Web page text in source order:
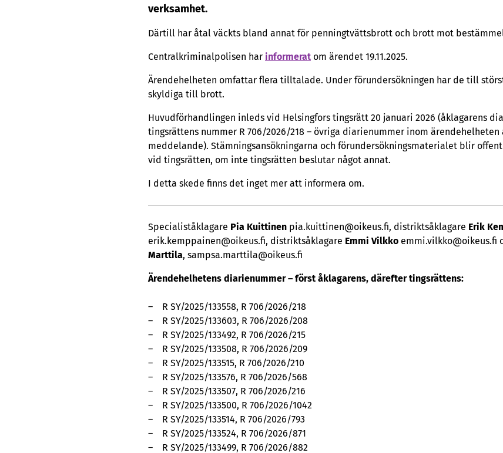
verksamhet.
Därtill har åtal väckts bland annat för penningtvättsbrott och brott mot
Centralkriminalpolisen har informerat om ärendet 19.11.2025.
Ärendehelheten omfattar flera tilltalade. Under förundersökningen har de till
skyldiga till brott.
Huvudförhandlingen inleds vid Helsingfors tingsrätt 20 januari 2026 (åklagarens
tingsrättens nummer R 706/2026/218 – övriga diarienummer inom
meddelande). Stämningsansökningarna och förundersökningsmaterialet blir
vid tingsrätten, om inte tingsrätten beslutar något annat.
I detta skede finns det inget mer att informera om.
Specialiståklagare Pia Kuittinen pia.kuittinen@oikeus.fi, distriktsåklagare Erik
erik.kemppainen@oikeus.fi, distriktsåklagare Emmi Vilkko emmi.vilkko@oikeus.fi
Marttila, sampsa.marttila@oikeus.fi
Ärendehelhetens diarienummer – först åklagarens, därefter tingsrättens:
– R SY/2025/133558, R 706/2026/218
– R SY/2025/133603, R 706/2026/208
– R SY/2025/133492, R 706/2026/215
– R SY/2025/133508, R 706/2026/209
– R SY/2025/133515, R 706/2026/210
– R SY/2025/133576, R 706/2026/568
– R SY/2025/133507, R 706/2026/216
– R SY/2025/133500, R 706/2026/1042
– R SY/2025/133514, R 706/2026/793
– R SY/2025/133524, R 706/2026/871
– R SY/2025/133499, R 706/2026/882